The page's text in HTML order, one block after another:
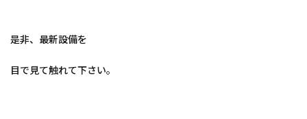
是非、最新設備を
目で見て触れて下さい。